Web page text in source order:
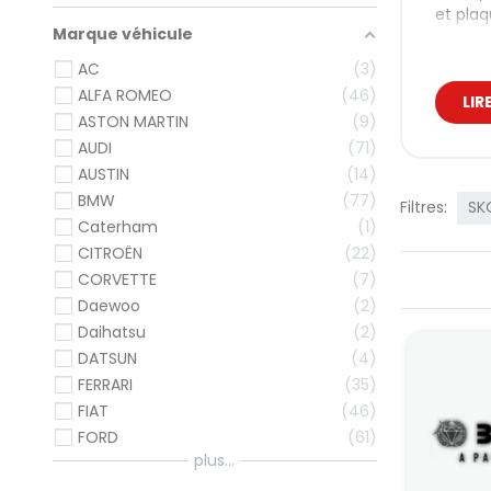
et
À
En
Quel
Filtres:
Marque véhicule
AC
3
ALFA ROMEO
46
ASTON MARTIN
9
AUDI
71
AUSTIN
14
BMW
77
Caterham
1
CITROËN
22
CORVETTE
7
Daewoo
2
Daihatsu
2
DATSUN
4
FERRARI
35
FIAT
46
FORD
61
plus...